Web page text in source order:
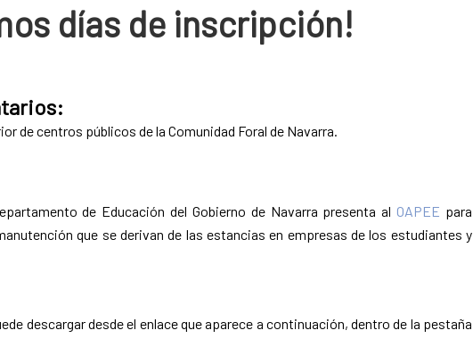
días de inscripción!
de centros públicos de la Comunidad Foral de Navarra.
de Educación del Gobierno de Navarra presenta al OAPEE para
que se derivan de las estancias en empresas de los estudiantes y
descargar desde el enlace que aparece a continuación, dentro de la pestaña